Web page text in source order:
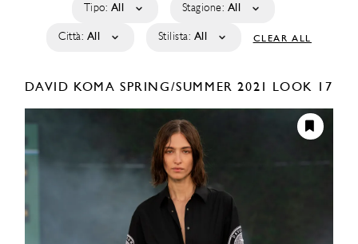
Tipo: All Stagione: All
Città: All Stilista: All CLEAR ALL
DAVID KOMA SPRING/SUMMER 2021 LOOK 17